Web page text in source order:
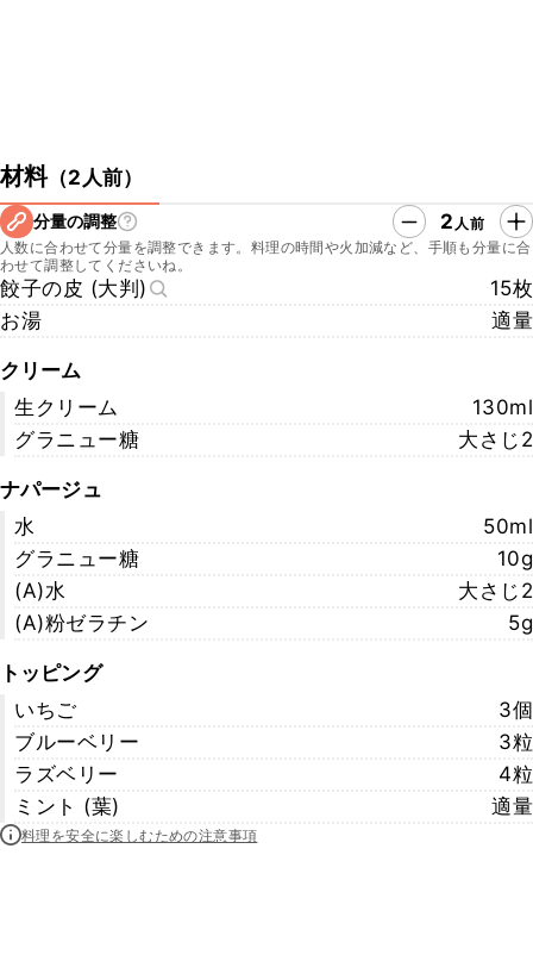
材料（2人前）
分量の調整 2 人前
人数に合わせて分量を調整できます。料理の時間や火加減など、手順も分量に合
わせて調整してくださいね。
餃子の皮 (大判)
15枚
お湯
適量
クリーム
生クリーム
130ml
グラニュー糖
大さじ2
ナパージュ
水
50ml
グラニュー糖
10g
(A)水
大さじ2
(A)粉ゼラチン
5g
トッピング
いちご
3個
ブルーベリー
3粒
ラズベリー
4粒
ミント (葉)
適量
料理を安全に楽しむための注意事項